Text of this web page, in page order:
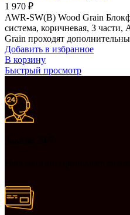
1 970 ₽
AWR-SW(B) Wood Grain
система, коричневая, 3
Grain проходят
Добавить в избранное
В корзину
Быстрый просмотр